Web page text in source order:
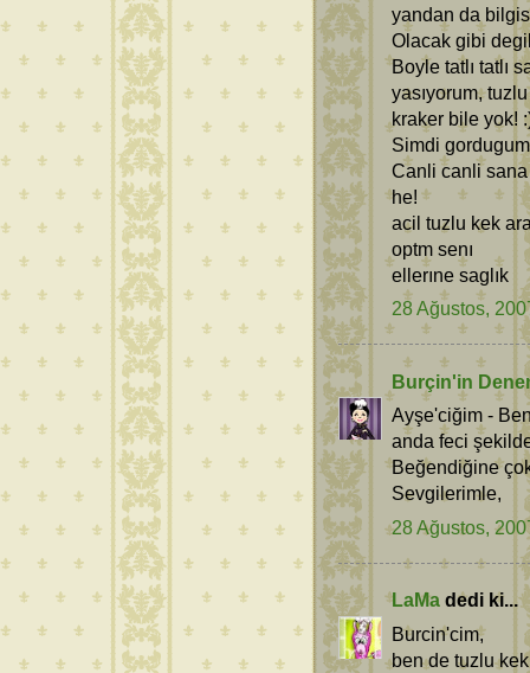
yandan da
Olacak gibi
Boyle tatlı tatlı
yasıyorum,
kraker bile yok!
Simdi
Canli canli sana
he!
acil tuzlu kek
optm senı
ellerıne saglık
28 Ağustos,
Burçin'in
Ayşe'ciğim -
anda feci
Beğendiğine
Sevgilerimle,
28 Ağustos,
LaMa dedi ki...
Burcin'cim,
ben de tuzlu